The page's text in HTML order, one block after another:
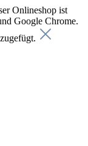
Onlineshop ist
Google Chrome.